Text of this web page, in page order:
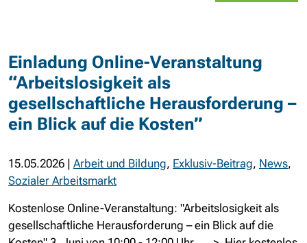
Einladung Online-Veranstaltung
“Arbeitslosigkeit als
gesellschaftliche Herausforderung –
ein Blick auf die Kosten”
15.05.2026 | Arbeit und Bildung, Exklusiv-Beitrag, News,
Sozialer Arbeitsmarkt
Kostenlose Online-Veranstaltung: "Arbeitslosigkeit als
gesellschaftliche Herausforderung – ein Blick auf die